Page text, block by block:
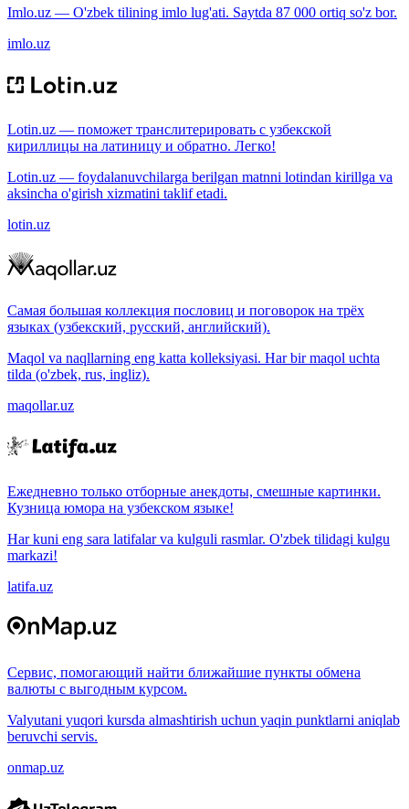
Imlo.uz — O'zbek tilining imlo lug'ati. Saytda 87 000 ortiq so'z bor.
imlo.uz
Lotin.uz — поможет транслитерировать с узбекской
кириллицы на латиницу и обратно. Легко!
Lotin.uz — foydalanuvchilarga berilgan matnni lotindan kirillga va
aksincha o'girish xizmatini taklif etadi.
lotin.uz
Самая большая коллекция пословиц и поговорок на трёх
языках (узбекский, русский, английский).
Maqol va naqllarning eng katta kolleksiyasi. Har bir maqol uchta
tilda (o'zbek, rus, ingliz).
maqollar.uz
Ежедневно только отборные анекдоты, смешные картинки.
Кузница юмора на узбекском языке!
Har kuni eng sara latifalar va kulguli rasmlar. O'zbek tilidagi kulgu
markazi!
latifa.uz
Сервис, помогающий найти ближайшие пункты обмена
валюты с выгодным курсом.
Valyutani yuqori kursda almashtirish uchun yaqin punktlarni aniqlab
beruvchi servis.
onmap.uz